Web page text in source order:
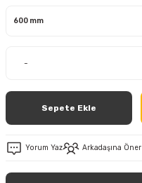
-
Sepete Ekle
Yorum Yaz Arkadaşına Öner